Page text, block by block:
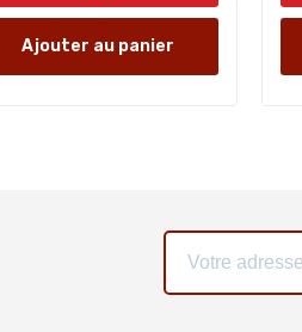
Ajouter au panier